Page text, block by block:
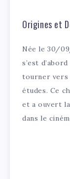
Origines et
Née le 30/
s’est
tourner vers
études. Ce
et a ouvert
dans le